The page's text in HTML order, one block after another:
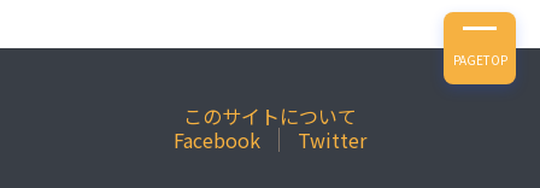
PAGETOP
このサイトについて
Facebook
Twitter